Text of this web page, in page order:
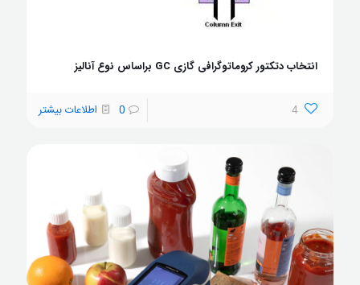
انتخاب دتکتور کروماتوگرافی گازی GC براساس نوع آنالیز
4
0 اطلاعات بیشتر